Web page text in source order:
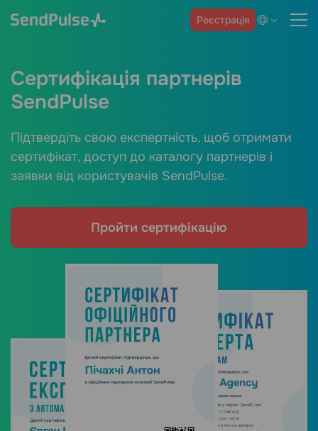
Реєстрація
Сертифікація партнерів
SendPulse
Підтвердіть свою експертність, щоб отримати
сертифікат, доступ до каталогу партнерів і
заявки від користувачів SendPulse.
Пройти сертифікацію